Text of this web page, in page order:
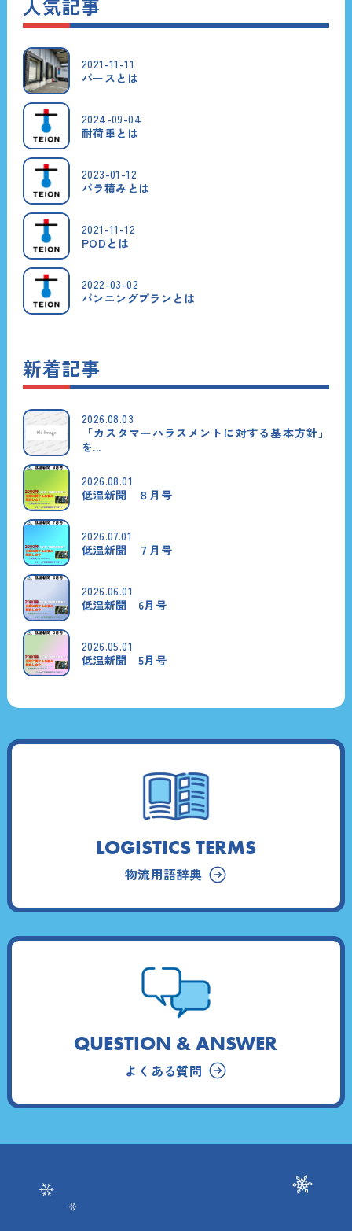
人気記事
2021-11-11
バースとは
2024-09-04
耐荷重とは
2023-01-12
バラ積みとは
2021-11-12
PODとは
2022-03-02
バンニングプランとは
新着記事
2026.08.03
「カスタマーハラスメントに対する基本方針」
を...
2026.08.01
低温新聞 ８月号
2026.07.01
低温新聞 ７月号
2026.06.01
低温新聞 6月号
2026.05.01
低温新聞 5月号
LOGISTICS TERMS
物流用語辞典
QUESTION & ANSWER
よくある質問